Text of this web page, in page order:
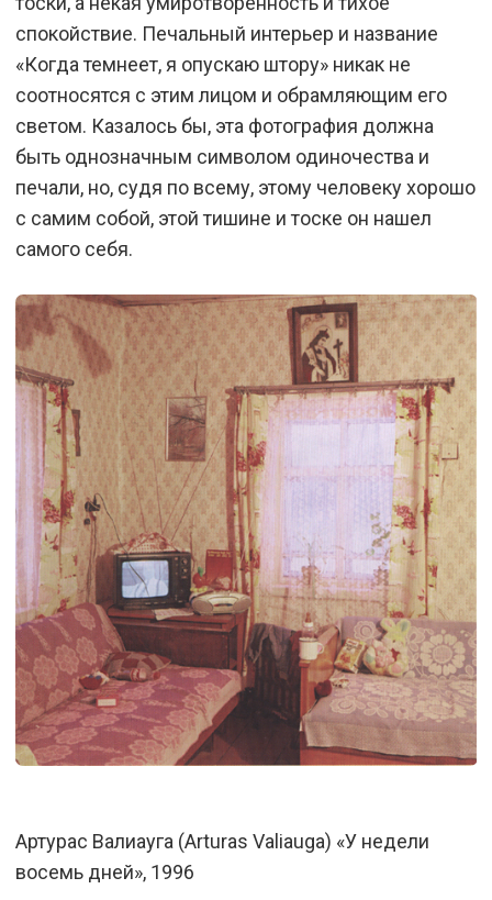
спокойствие. Печальный интерьер и название
«Когда темнеет, я опускаю штору» никак не
соотносятся с этим лицом и обрамляющим его
светом. Казалось бы, эта фотография должна
быть однозначным символом одиночества и
печали, но, судя по всему, этому человеку хорошо
с самим собой, этой тишине и тоске он нашел
самого себя.
Артурас Валиауга (Arturas Valiauga) «У недели
восемь дней», 1996